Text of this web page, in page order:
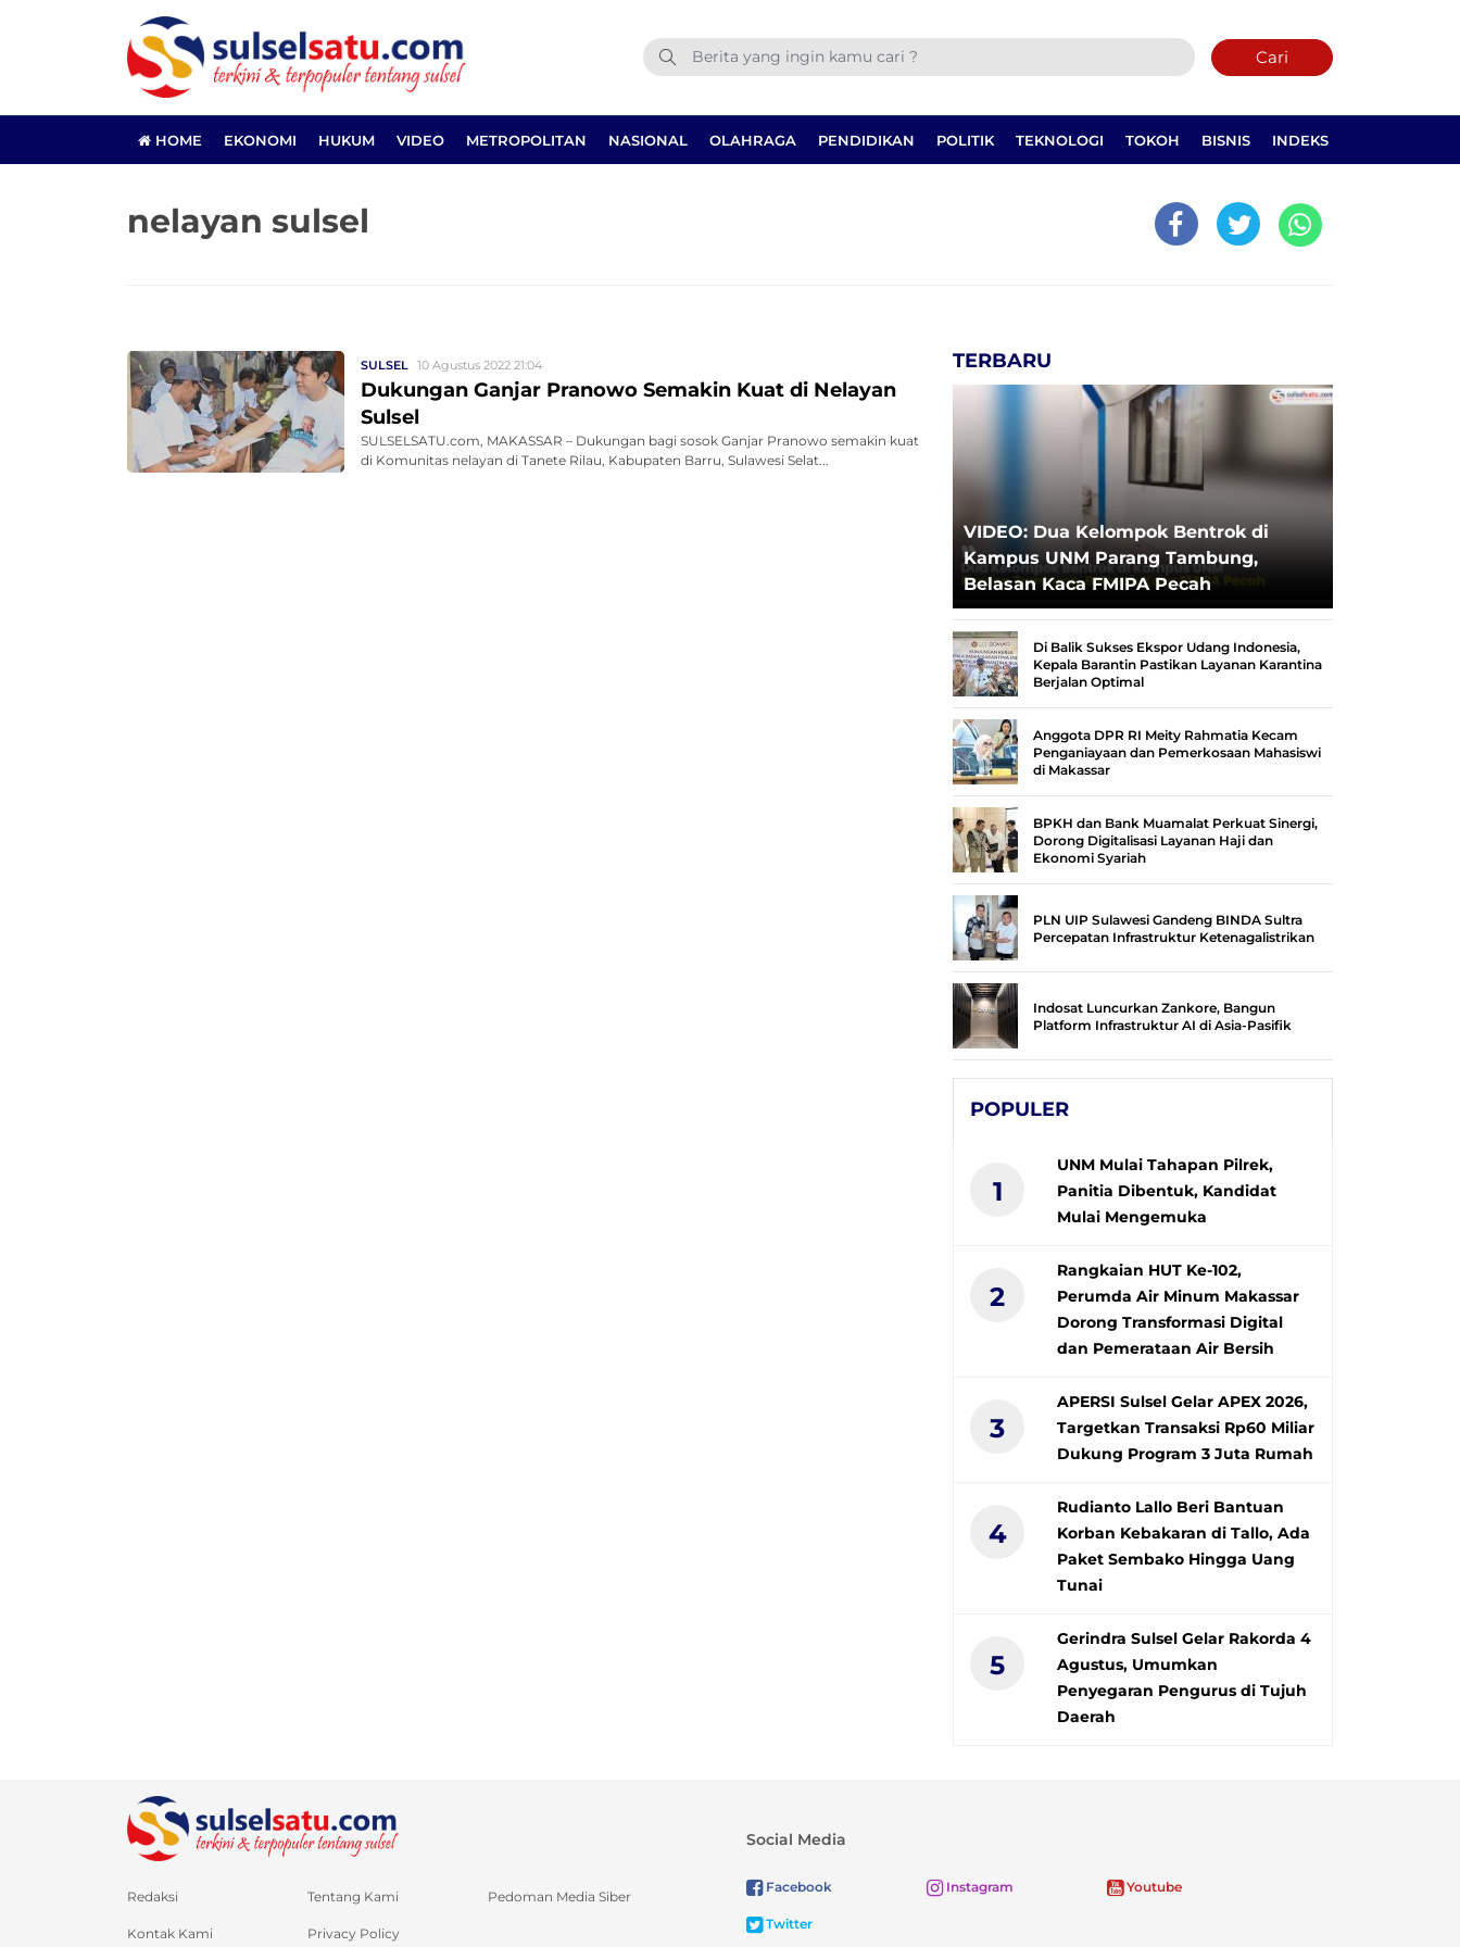
Cari
HOME EKONOMI HUKUM VIDEO METROPOLITAN NASIONAL OLAHRAGA PENDIDIKAN POLITIK TEKNOLOGI TOKOH BISNIS INDEKS
nelayan sulsel
SULSEL 10 Agustus 2022 21:04
Dukungan Ganjar Pranowo Semakin Kuat di Nelayan
Sulsel
SULSELSATU.com, MAKASSAR – Dukungan bagi sosok Ganjar Pranowo semakin kuat
di Komunitas nelayan di Tanete Rilau, Kabupaten Barru, Sulawesi Selat...
TERBARU
VIDEO: Dua Kelompok Bentrok di
Kampus UNM Parang Tambung,
Belasan Kaca FMIPA Pecah
Di Balik Sukses Ekspor Udang Indonesia,
Kepala Barantin Pastikan Layanan Karantina
Berjalan Optimal
Anggota DPR RI Meity Rahmatia Kecam
Penganiayaan dan Pemerkosaan Mahasiswi
di Makassar
BPKH dan Bank Muamalat Perkuat Sinergi,
Dorong Digitalisasi Layanan Haji dan
Ekonomi Syariah
PLN UIP Sulawesi Gandeng BINDA Sultra
Percepatan Infrastruktur Ketenagalistrikan
Indosat Luncurkan Zankore, Bangun
Platform Infrastruktur AI di Asia-Pasifik
POPULER
1
UNM Mulai Tahapan Pilrek,
Panitia Dibentuk, Kandidat
Mulai Mengemuka
2
Rangkaian HUT Ke-102,
Perumda Air Minum Makassar
Dorong Transformasi Digital
dan Pemerataan Air Bersih
3
APERSI Sulsel Gelar APEX 2026,
Targetkan Transaksi Rp60 Miliar
Dukung Program 3 Juta Rumah
4
Rudianto Lallo Beri Bantuan
Korban Kebakaran di Tallo, Ada
Paket Sembako Hingga Uang
Tunai
5
Gerindra Sulsel Gelar Rakorda 4
Agustus, Umumkan
Penyegaran Pengurus di Tujuh
Daerah
Redaksi Tentang Kami Pedoman Media Siber
Kontak Kami Privacy Policy
Social Media
Facebook Instagram Youtube
Twitter